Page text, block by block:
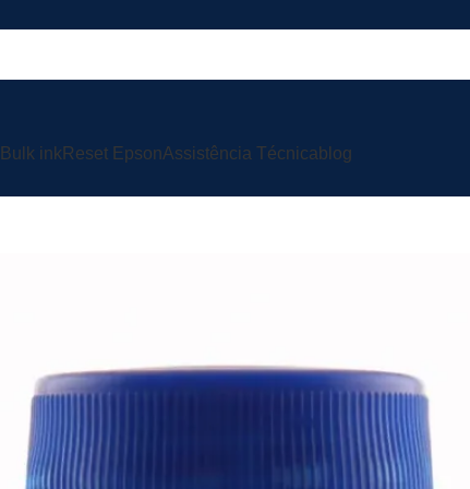
Bulk ink Reset EpsonAssistência Técnica blog